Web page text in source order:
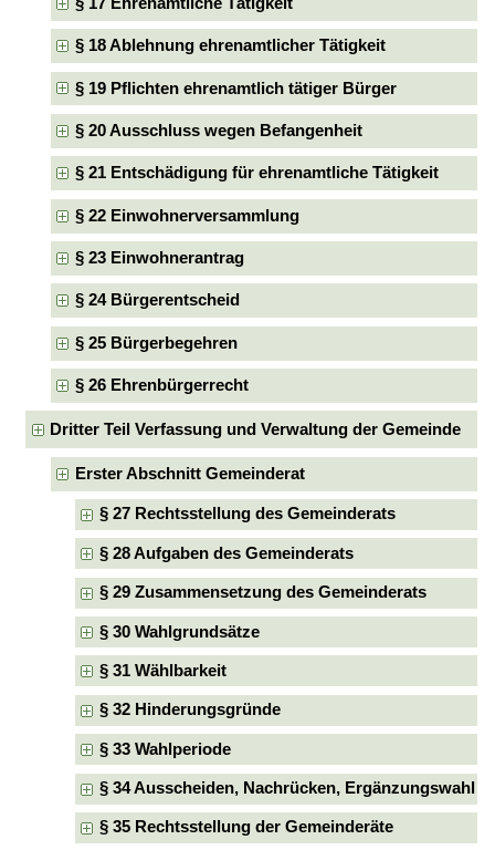
§ 18 Ablehnung ehrenamtlicher Tätigkeit
§ 19 Pflichten ehrenamtlich tätiger Bürger
§ 20 Ausschluss wegen Befangenheit
§ 21 Entschädigung für ehrenamtliche Tätigkeit
§ 22 Einwohnerversammlung
§ 23 Einwohnerantrag
§ 24 Bürgerentscheid
§ 25 Bürgerbegehren
§ 26 Ehrenbürgerrecht
Dritter Teil Verfassung und Verwaltung der Gemeinde
Erster Abschnitt Gemeinderat
§ 27 Rechtsstellung des Gemeinderats
§ 28 Aufgaben des Gemeinderats
§ 29 Zusammensetzung des Gemeinderats
§ 30 Wahlgrundsätze
§ 31 Wählbarkeit
§ 32 Hinderungsgründe
§ 33 Wahlperiode
§ 34 Ausscheiden, Nachrücken, Ergänzungswahl
§ 35 Rechtsstellung der Gemeinderäte